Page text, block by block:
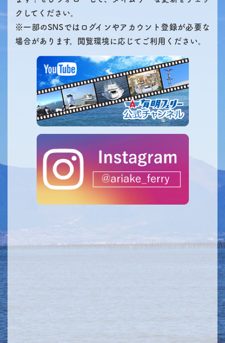
クしてください。
※一部のSNSではログインやアカウント登録が必要な
場合があります。閲覧環境に応じてご利用ください。